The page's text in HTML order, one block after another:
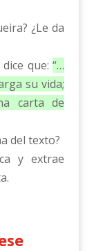
¿Le da
dice que:“…
su vida;
carta de
del texto?
y extrae